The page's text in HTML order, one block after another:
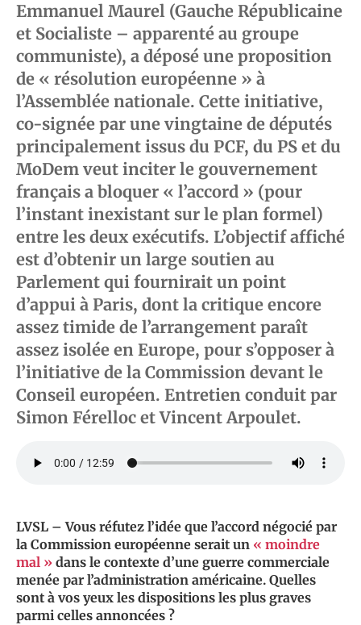
Emmanuel Maurel (Gauche Républicaine
et Socialiste – apparenté au groupe
communiste), a déposé une proposition
de « résolution européenne » à
l’Assemblée nationale. Cette initiative,
co-signée par une vingtaine de députés
principalement issus du PCF, du PS et du
MoDem veut inciter le gouvernement
français a bloquer « l’accord » (pour
l’instant inexistant sur le plan formel)
entre les deux exécutifs. L’objectif affiché
est d’obtenir un large soutien au
Parlement qui fournirait un point
d’appui à Paris, dont la critique encore
assez timide de l’arrangement paraît
assez isolée en Europe, pour s’opposer à
l’initiative de la Commission devant le
Conseil européen. Entretien conduit par
Simon Férelloc et Vincent Arpoulet.
LVSL – Vous réfutez l’idée que l’accord négocié par
la Commission européenne serait un « moindre
mal » dans le contexte d’une guerre commerciale
menée par l’administration américaine. Quelles
sont à vos yeux les dispositions les plus graves
parmi celles annoncées ?